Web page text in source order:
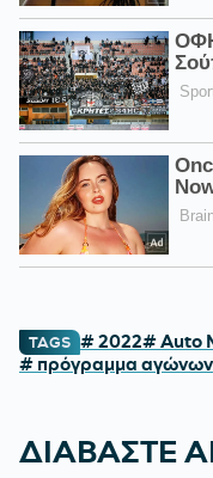
TAGS # 2022# Auto
# πρόγραμμα αγώνων
ΔΙΑΒΑΣΤΕ